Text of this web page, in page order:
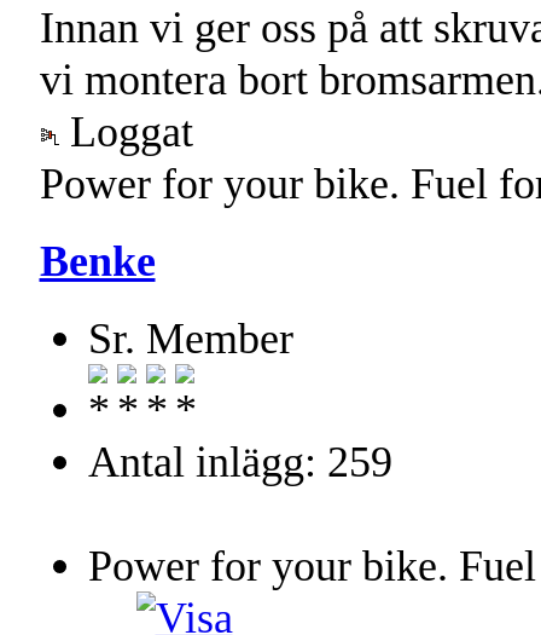
Innan vi ger oss på att
vi montera bort
Loggat
Power for your bike. Fuel
Benke
Sr. Member
Antal inlägg: 259
Power for your bike.